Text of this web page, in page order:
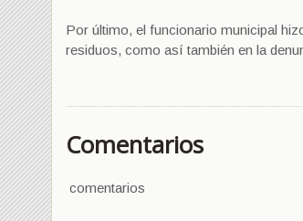
Por último, el funcionario municipal
residuos, como así también en la
Comentarios
comentarios